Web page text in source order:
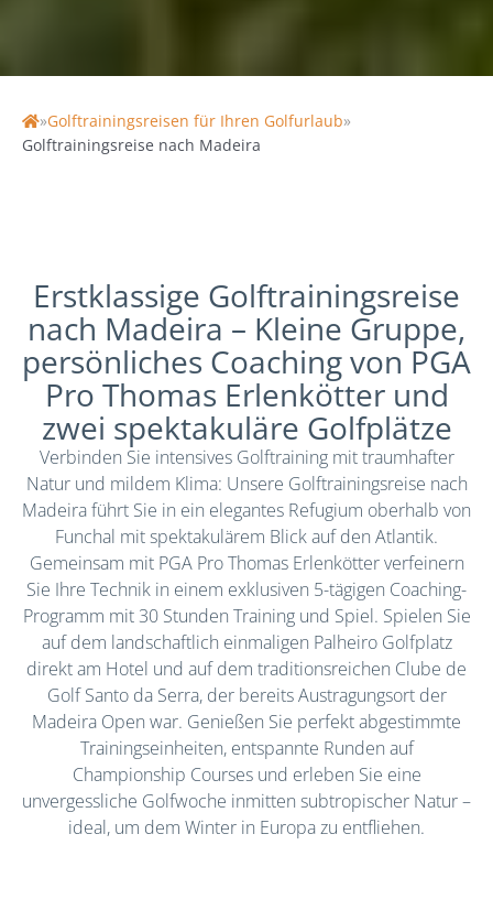
Home
»Golftrainingsreisen für Ihren Golfurlaub»
Golftrainingsreise nach Madeira
Erstklassige Golftrainingsreise
nach Madeira – Kleine Gruppe,
persönliches Coaching von PGA
Pro Thomas Erlenkötter und
zwei spektakuläre Golfplätze
Verbinden Sie intensives Golftraining mit traumhafter
Natur und mildem Klima: Unsere Golftrainingsreise nach
Madeira führt Sie in ein elegantes Refugium oberhalb von
Funchal mit spektakulärem Blick auf den Atlantik.
Gemeinsam mit PGA Pro Thomas Erlenkötter verfeinern
Sie Ihre Technik in einem exklusiven 5-tägigen Coaching-
Programm mit 30 Stunden Training und Spiel. Spielen Sie
auf dem landschaftlich einmaligen Palheiro Golfplatz
direkt am Hotel und auf dem traditionsreichen Clube de
Golf Santo da Serra, der bereits Austragungsort der
Madeira Open war. Genießen Sie perfekt abgestimmte
Trainingseinheiten, entspannte Runden auf
Championship Courses und erleben Sie eine
unvergessliche Golfwoche inmitten subtropischer Natur –
ideal, um dem Winter in Europa zu entfliehen.